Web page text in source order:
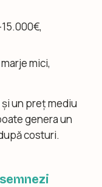
mici,
un preț mediu
genera un
costuri.